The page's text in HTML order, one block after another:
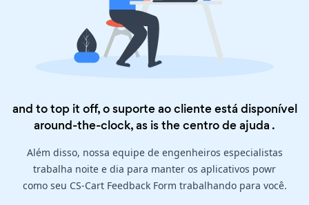
and to top it off, o suporte ao cliente está disponível
around-the-clock, as is thecentro de ajuda .
Além disso, nossa equipe de engenheiros especialistas
trabalha noite e dia para manter os aplicativos powr
como seu CS-Cart Feedback Form trabalhando para você.